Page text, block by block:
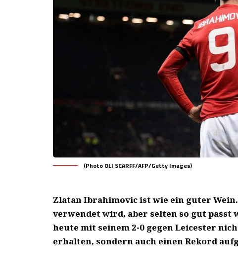
(Photo OLI SCARFF/AFP/Getty Images)
Zlatan Ibrahimovic ist wie ein guter
verwendet wird, aber selten so gut passt
heute mit seinem 2-0 gegen Leicester
erhalten, sondern auch einen Rekord